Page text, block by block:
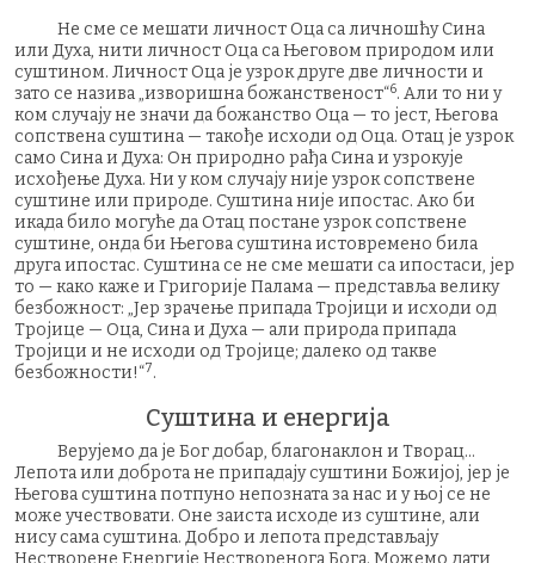
Не сме се мешати личност Оца са личношћу Сина
или Духа, нити личност Оца са Његовом природом или
суштином. Личност Оца је узрок друге две личности и
зато се назива „изворишна божанственост“6. Али то ни у
ком случају не значи да божанство Оца — то јест, Његова
сопствена суштина — такође исходи од Оца. Отац је узрок
само Сина и Духа: Он природно рађа Сина и узрокује
исхођење Духа. Ни у ком случају није узрок сопствене
суштине или природе. Суштина није ипостас. Ако би
икада било могуће да Отац постане узрок сопствене
суштине, онда би Његова суштина истовремено била
друга ипостас. Суштина се не сме мешати са ипостаси, јер
то — како каже и Григорије Палама — представља велику
безбожност: „Јер зрачење припада Тројици и исходи од
Тројице — Оца, Сина и Духа — али природа припада
Тројици и не исходи од Тројице; далеко од такве
безбожности!“7.
Суштина и енергија
Верујемо да је Бог добар, благонаклон и Творац…
Лепота или доброта не припадају суштини Божијој, јер је
Његова суштина потпуно непозната за нас и у њој се не
може учествовати. Оне заиста исходе из суштине, али
нису сама суштина. Добро и лепота представљају
Нестворене Енергије Нестворенога Бога. Можемо дати